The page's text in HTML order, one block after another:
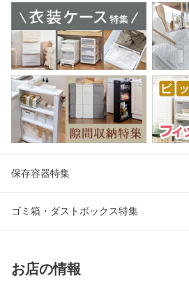
保存容器特集
ゴミ箱・ダストボックス特集
お店の情報